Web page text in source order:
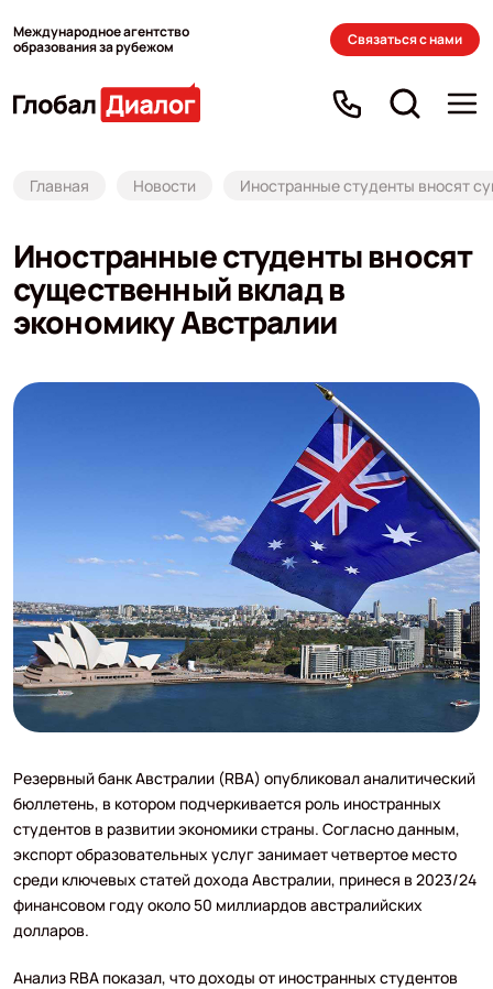
Международное агентство
образования за рубежом
Связаться с нами
Главная Новости Иностранные студенты вносят
Иностранные студенты вносят
существенный вклад в
экономику Австралии
Резервный банк Австралии (RBA) опубликовал аналитический
бюллетень, в котором подчеркивается роль иностранных
студентов в развитии экономики страны. Согласно данным,
экспорт образовательных услуг занимает четвертое место
среди ключевых статей дохода Австралии, принеся в 2023/24
финансовом году около 50 миллиардов австралийских
долларов.
Анализ RBA показал, что доходы от иностранных студентов